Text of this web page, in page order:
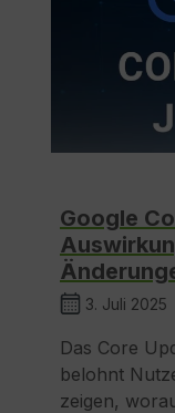
Google
3. Juli 2025
Das Core
belohnt
zeigen,